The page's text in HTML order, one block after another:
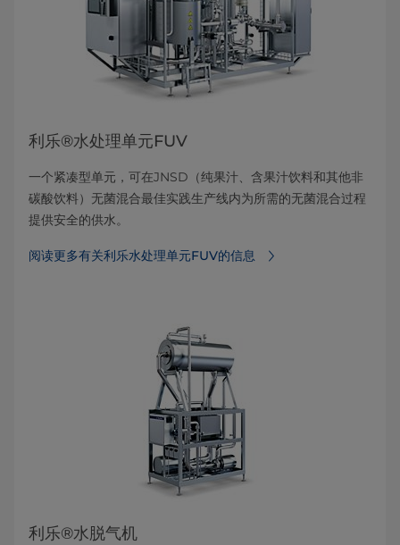
利乐®水处理单元FUV
一个紧凑型单元，可在JNSD（纯果汁、含果汁饮料和其他非
碳酸饮料）无菌混合最佳实践生产线内为所需的无菌混合过程
提供安全的供水。
阅读更多有关利乐水处理单元FUV的信息
利乐®水脱气机